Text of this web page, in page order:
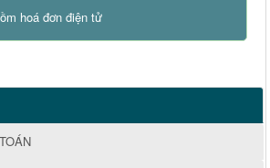
hoá đơn điện tử